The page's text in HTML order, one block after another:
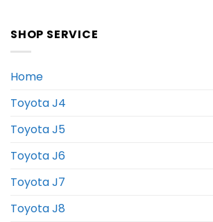
SHOP SERVICE
Home
Toyota J4
Toyota J5
Toyota J6
Toyota J7
Toyota J8